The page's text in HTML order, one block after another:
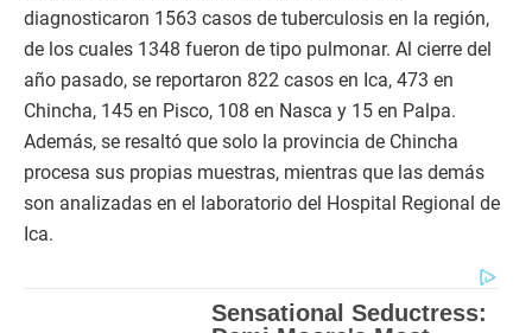
diagnosticaron 1563 casos de tuberculosis en la región,
de los cuales 1348 fueron de tipo pulmonar. Al cierre del
año pasado, se reportaron 822 casos en Ica, 473 en
Chincha, 145 en Pisco, 108 en Nasca y 15 en Palpa.
Además, se resaltó que solo la provincia de Chincha
procesa sus propias muestras, mientras que las demás
son analizadas en el laboratorio del Hospital Regional de
Ica.